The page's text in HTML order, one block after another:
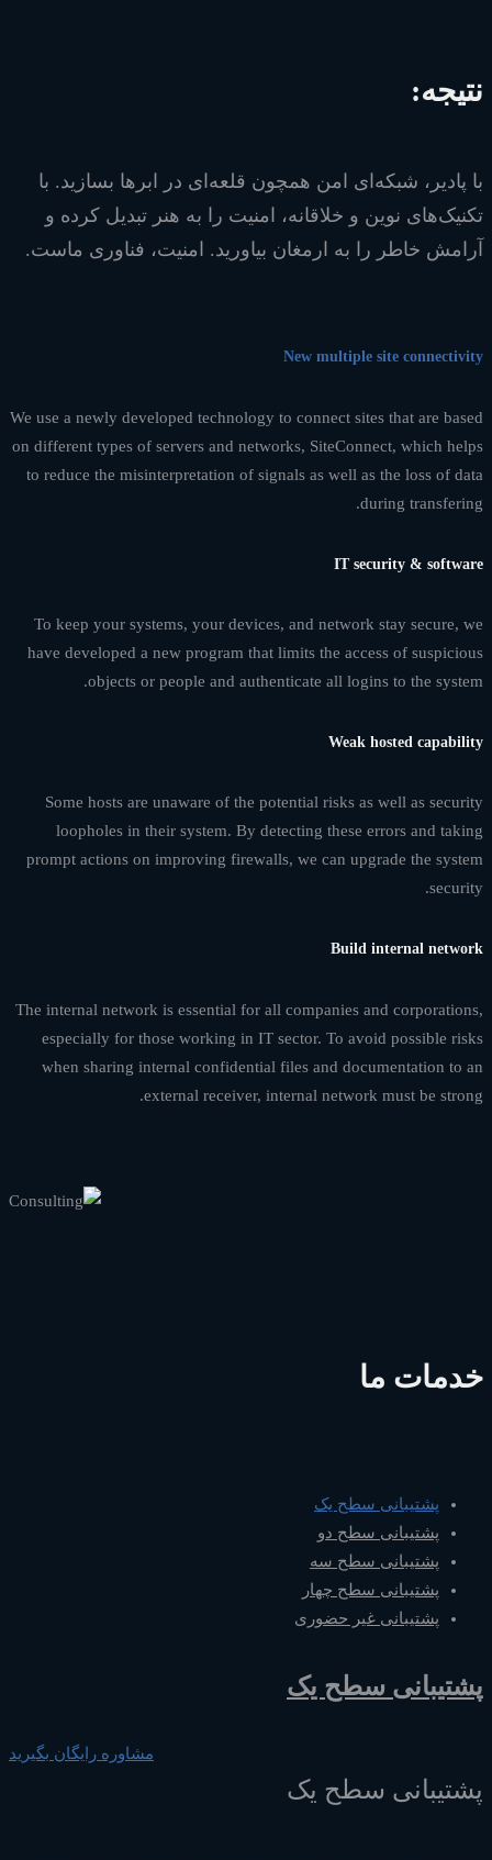
نتیجه:
با پادیر، شبکه‌ای امن همچون قلعه‌ای در ابرها بسازید. با
تکنیک‌های نوین و خلاقانه، امنیت را به هنر تبدیل کرده و
آرامش خاطر را به ارمغان بیاورید. امنیت، فناوری ماست.
New multiple site connectivity
We use a newly developed technology to connect sites that are based
on different types of servers and networks, SiteConnect, which helps
to reduce the misinterpretation of signals as well as the loss of data
during transfering.
IT security & software
To keep your systems, your devices, and network stay secure, we
have developed a new program that limits the access of suspicious
objects or people and authenticate all logins to the system.
Weak hosted capability
Some hosts are unaware of the potential risks as well as security
loopholes in their system. By detecting these errors and taking
prompt actions on improving firewalls, we can upgrade the system
security.
Build internal network
The internal network is essential for all companies and corporations,
especially for those working in IT sector. To avoid possible risks
when sharing internal confidential files and documentation to an
external receiver, internal network must be strong.
خدمات ما
پشتیبانی سطح یک
پشتیبانی سطح دو
پشتیبانی سطح سه
پشتیبانی سطح چهار
پشتیبانی غیر حضوری
پشتیبانی سطح یک
مشاوره رایگان بگیرید
پشتیبانی سطح یک